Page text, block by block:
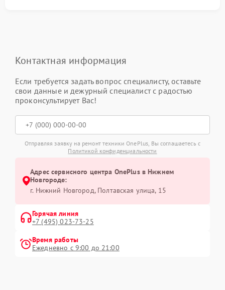
Контактная информация
Если требуется задать вопрос специалисту, оставьте
свои данные и дежурный специалист с радостью
проконсультирует Вас!
Отправляя заявку на ремонт техники OnePlus, Вы соглашаетесь с
Политикой конфиденциальности
Адрес сервисного центра OnePlus в Нижнем
Новгороде:
г. Нижний Новгород, Полтавская улица, 15
Горячая линия
+7 (495) 023-73-25
Время работы
Ежедневно с 9:00 до 21:00